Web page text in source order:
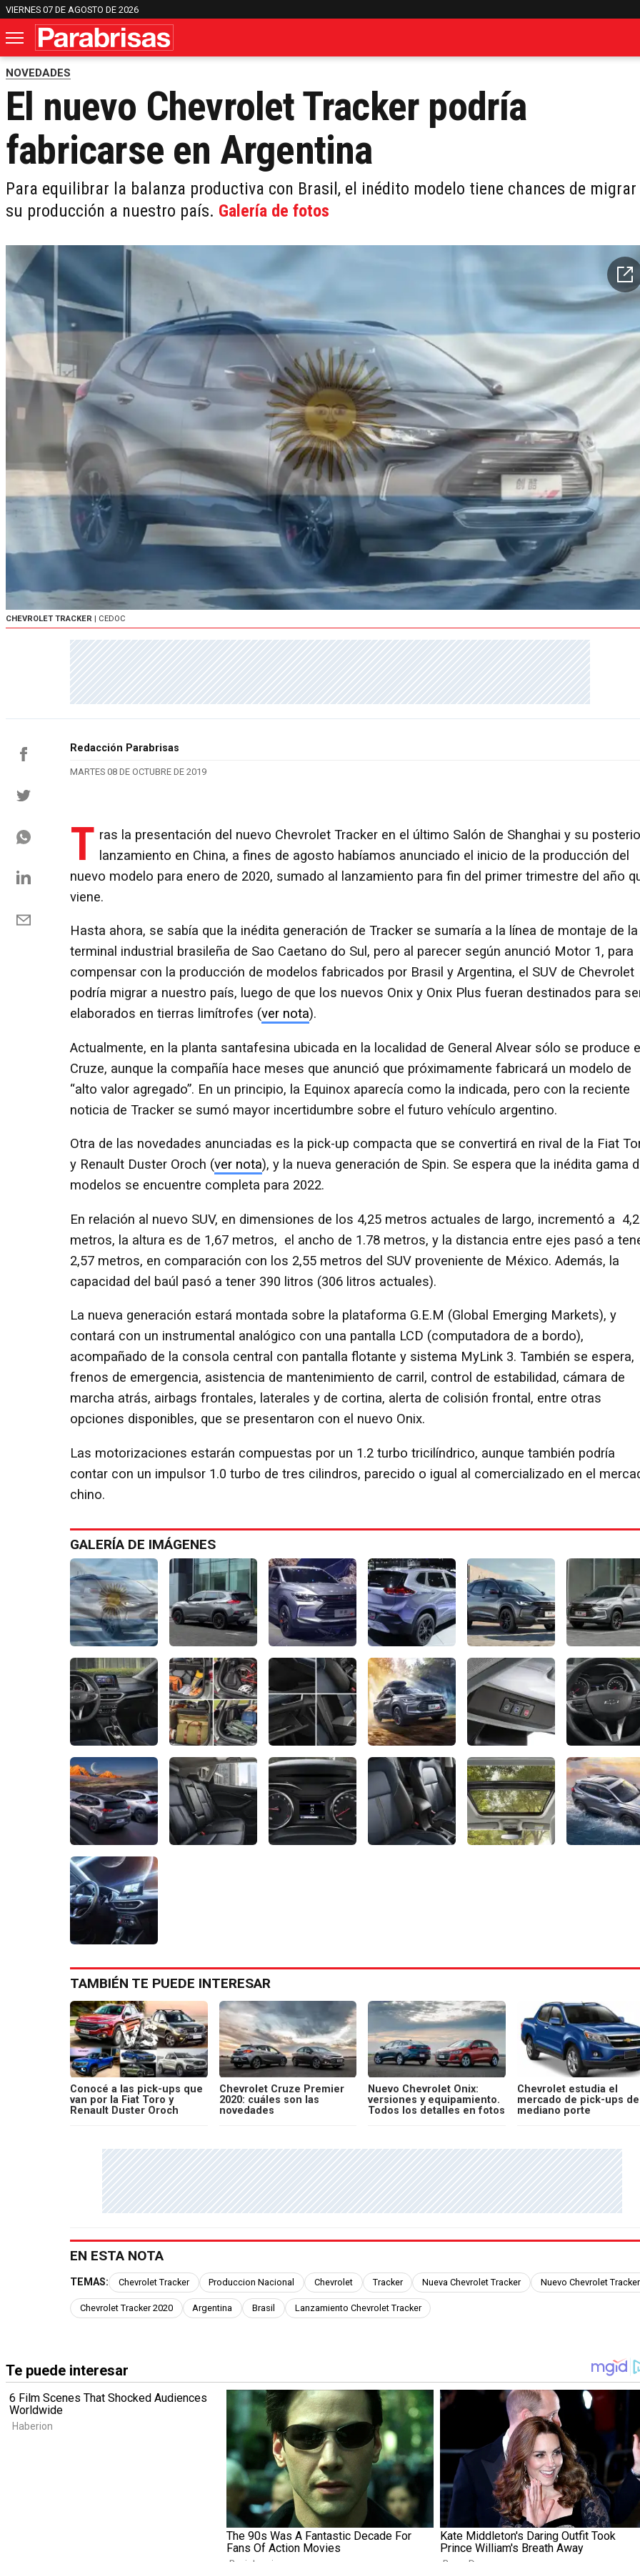
VIERNES 07 DE AGOSTO DE 2026
NOVEDADES
El nuevo Chevrolet Tracker podría
fabricarse en Argentina
Para equilibrar la balanza productiva con Brasil, el inédito modelo tiene chances de migrar
su producción a nuestro país. Galería de fotos
CHEVROLET TRACKER | CEDOC
Redacción Parabrisas
MARTES 08 DE OCTUBRE DE 2019
T ras la presentación del nuevo Chevrolet Tracker en el último Salón de Shanghai y su
lanzamiento en China, a fines de agosto habíamos anunciado el inicio de la producción del
nuevo modelo para enero de 2020, sumado al lanzamiento para fin del primer trimestre del año
viene.
Hasta ahora, se sabía que la inédita generación de Tracker se sumaría a la línea de montaje de la
terminal industrial brasileña de Sao Caetano do Sul, pero al parecer según anunció Motor 1, para
compensar con la producción de modelos fabricados por Brasil y Argentina, el SUV de Chevrolet
podría migrar a nuestro país, luego de que los nuevos Onix y Onix Plus fueran destinados para
elaborados en tierras limítrofes (ver nota).
Actualmente, en la planta santafesina ubicada en la localidad de General Alvear sólo se produce
Cruze, aunque la compañía hace meses que anunció que próximamente fabricará un modelo de
“alto valor agregado”. En un principio, la Equinox aparecía como la indicada, pero con la reciente
noticia de Tracker se sumó mayor incertidumbre sobre el futuro vehículo argentino.
Otra de las novedades anunciadas es la pick-up compacta que se convertirá en rival de la Fiat
y Renault Duster Oroch (ver nota), y la nueva generación de Spin. Se espera que la inédita gama
modelos se encuentre completa para 2022.
En relación al nuevo SUV, en dimensiones de los 4,25 metros actuales de largo, incrementó a
metros, la altura es de 1,67 metros, el ancho de 1.78 metros, y la distancia entre ejes pasó a
2,57 metros, en comparación con los 2,55 metros del SUV proveniente de México. Además, la
capacidad del baúl pasó a tener 390 litros (306 litros actuales).
La nueva generación estará montada sobre la plataforma G.E.M (Global Emerging Markets), y
contará con un instrumental analógico con una pantalla LCD (computadora de a bordo),
acompañado de la consola central con pantalla flotante y sistema MyLink 3. También se espera,
frenos de emergencia, asistencia de mantenimiento de carril, control de estabilidad, cámara de
marcha atrás, airbags frontales, laterales y de cortina, alerta de colisión frontal, entre otras
opciones disponibles, que se presentaron con el nuevo Onix.
Las motorizaciones estarán compuestas por un 1.2 turbo tricilíndrico, aunque también podría
contar con un impulsor 1.0 turbo de tres cilindros, parecido o igual al comercializado en el
chino.
GALERÍA DE IMÁGENES
TAMBIÉN TE PUEDE INTERESAR
Conocé a las pick-ups que
van por la Fiat Toro y
Renault Duster Oroch
Chevrolet Cruze Premier
2020: cuáles son las
novedades
Nuevo Chevrolet Onix:
versiones y equipamiento.
Todos los detalles en fotos
Chevrolet estudia el
mercado de pick-ups de
mediano porte
EN ESTA NOTA
TEMAS: Chevrolet Tracker Produccion Nacional Chevrolet Tracker Nueva Chevrolet Tracker Nuevo Chevrolet Tracker
Chevrolet Tracker 2020 Argentina Brasil Lanzamiento Chevrolet Tracker